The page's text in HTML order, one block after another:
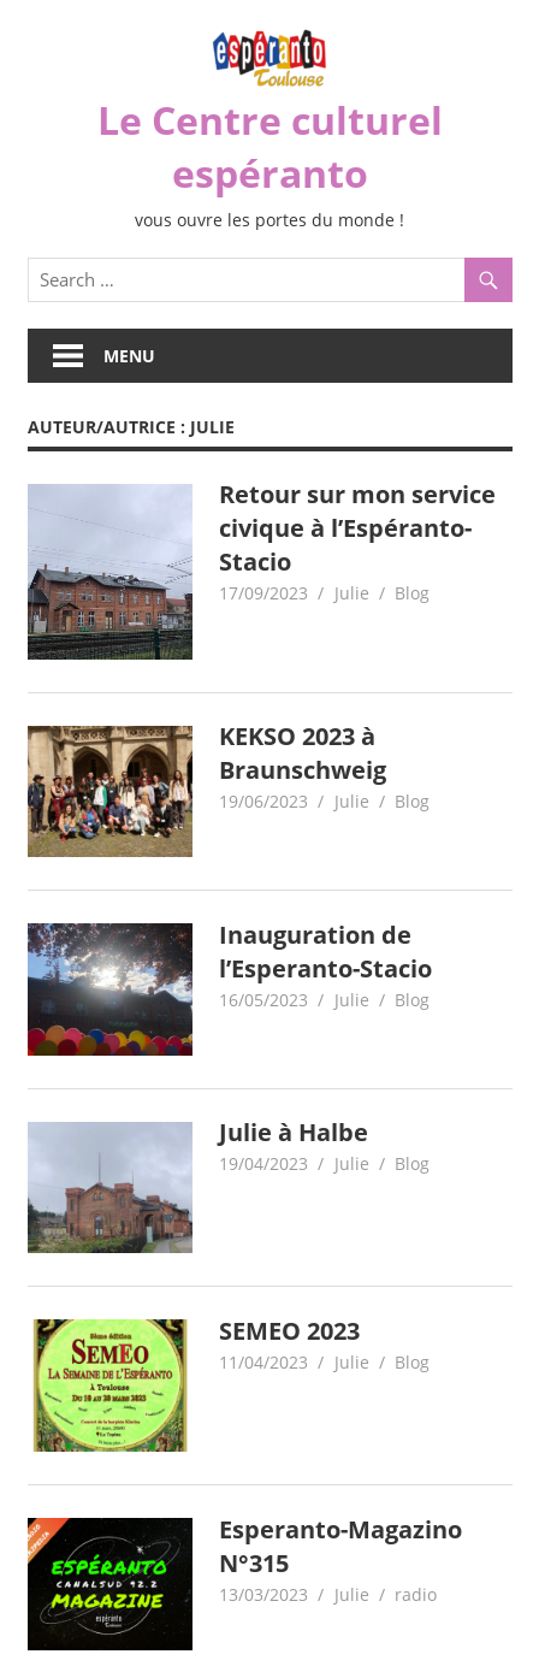
Le Centre culturel
espéranto
vous ouvre les portes du monde !
MENU
AUTEUR/AUTRICE : JULIE
Retour sur mon service
civique à l’Espéranto-
Stacio
17/09/2023 Julie Blog
KEKSO 2023 à
Braunschweig
19/06/2023 Julie Blog
Inauguration de
l’Esperanto-Stacio
16/05/2023 Julie Blog
Julie à Halbe
19/04/2023 Julie Blog
SEMEO 2023
11/04/2023 Julie Blog
Esperanto-Magazino
N°315
13/03/2023 Julie radio